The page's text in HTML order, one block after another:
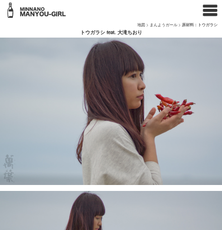
地図 > まんようガール > 原材料：トウガラシ
トウガラシ feat. 大滝ちおり